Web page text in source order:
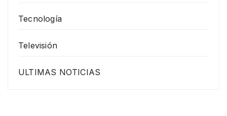
Tecnología
Televisión
ULTIMAS NOTICIAS